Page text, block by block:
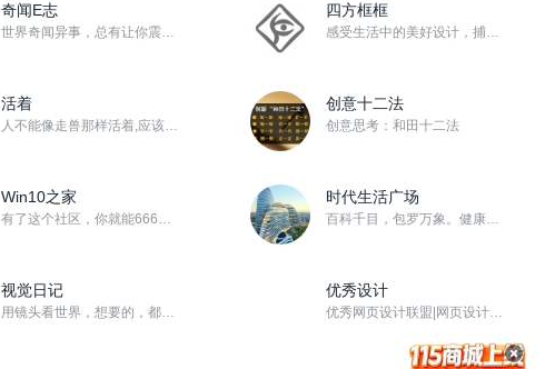
奇闻E志
世界奇闻异事，总有让你震撼的！
四方框框
感受生活中的美好设计，捕捉生命中的幸福影像！关注【头条号/四方框框】查看更多精彩内容！ 博客类社区，...
活着
人不能像走兽那样活着,应该追求知识和美德
创意十二法
创意思考：和田十二法
Win10之家
有了这个社区，你就能666的玩转win10
时代生活广场
百科千目，包罗万象。健康生活人文历史旅游时尚创业励志经济社会天下大势... ...，新资讯，正能量。...
视觉日记
用镜头看世界，想要的，都在115社区！
优秀设计
优秀网页设计联盟|网页设计讲座|网页设计教程|聊设计|优设哥|你丫才美工|獠麝鸡|网站模板|WebU...